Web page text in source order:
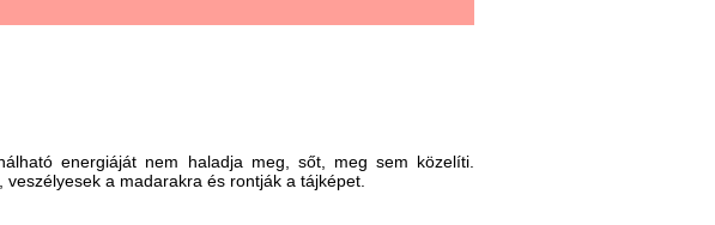
energiáját nem haladja meg, sőt, meg sem közelíti.
a madarakra és rontják a tájképet.